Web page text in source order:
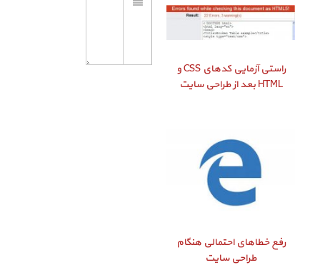
راستی‌ آزمایی کدهای CSS و
HTML بعد از طراحی سایت
رفع خطاهای احتمالی هنگام
طراحی سایت